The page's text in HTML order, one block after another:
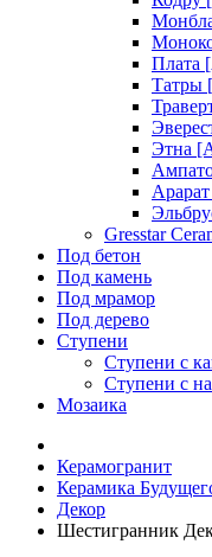
Плата
Татры
Этна
Gresstar
Под бетон
Под камень
Под мрамор
Под дерево
Ступени
Ступени с
Ступени с
Мозаика
Керамогранит
Керамика
Декор
Шестигранник